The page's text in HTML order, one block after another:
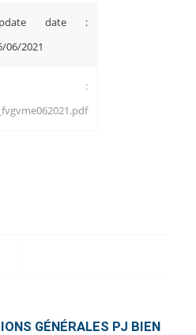
date :
06/2021
:
GÉNÉRALES PJ BIEN